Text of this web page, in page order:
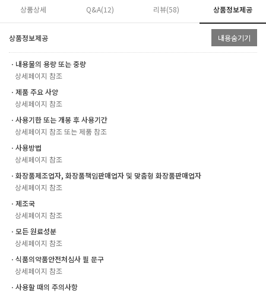
상품상세 Q&A(12) 리뷰(58) 상품정보제공
상품정보제공 내용숨기기
ㆍ내용물의 용량 또는 중량
상세페이지 참조
ㆍ제품 주요 사양
상세페이지 참조
ㆍ사용기한 또는 개봉 후 사용기간
상세페이지 참조 또는 제품 참조
ㆍ사용방법
상세페이지 참조
ㆍ화장품제조업자, 화장품책임판매업자 및 맞춤형 화장품판매업자
상세페이지 참조
ㆍ제조국
상세페이지 참조
ㆍ모든 원료성분
상세페이지 참조
ㆍ식품의약품안전처심사 필 문구
상세페이지 참조
ㆍ사용할 때의 주의사항